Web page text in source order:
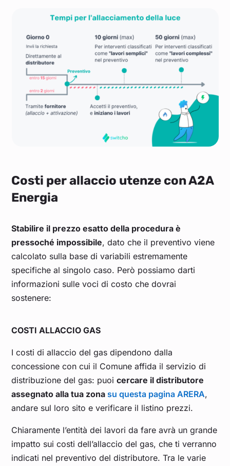
Costi per allaccio utenze con A2A
Energia
Stabilire il prezzo esatto della procedura è
pressoché impossibile, dato che il preventivo viene
calcolato sulla base di variabili estremamente
specifiche al singolo caso. Però possiamo darti
informazioni sulle voci di costo che dovrai
sostenere:
COSTI ALLACCIO GAS
I costi di allaccio del gas dipendono dalla
concessione con cui il Comune affida il servizio di
distribuzione del gas: puoicercare il distributore
assegnato alla tua zona su questa pagina ARERA,
andare sul loro sito e verificare il listino prezzi.
Chiaramente l’entità dei lavori da fare avrà un grande
impatto sui costi dell’allaccio del gas, che ti verranno
indicati nel preventivo del distributore. Tra le varie